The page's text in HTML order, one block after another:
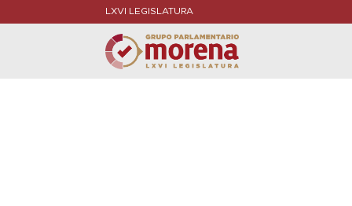
LXVI LEGISLATURA